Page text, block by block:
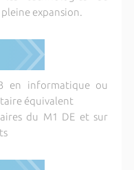
expansion.
en informatique ou
équivalent
du M1 DE et sur